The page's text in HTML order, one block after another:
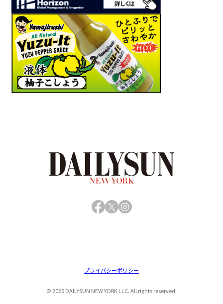
Facebook
X Instagram
© 2026 DAILYSUN NEW YORK LLC. All rights reserved.
プライバシーポリシー